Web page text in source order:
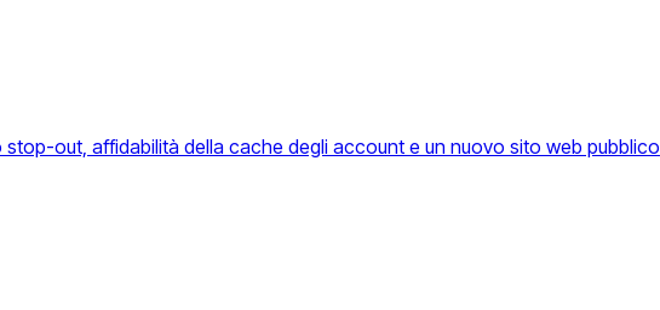
out, affidabilità della cache degli account e un nuovo sito web pubblico